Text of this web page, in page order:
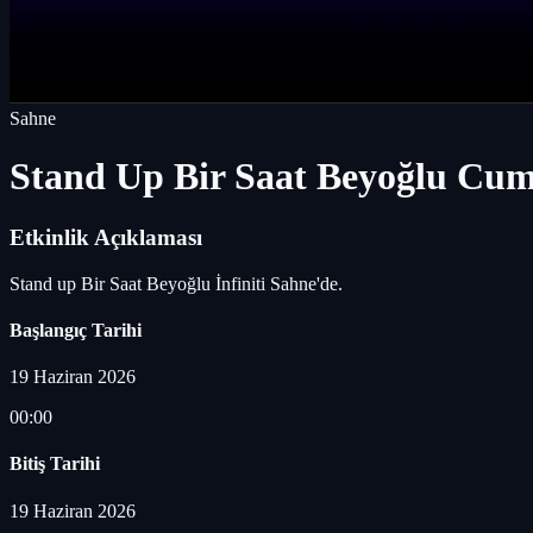
Sahne
Stand Up Bir Saat Beyoğlu
Etkinlik Açıklaması
Stand up Bir Saat Beyoğlu İnfiniti Sahne'de.
Başlangıç Tarihi
19 Haziran 2026
00:00
Bitiş Tarihi
19 Haziran 2026